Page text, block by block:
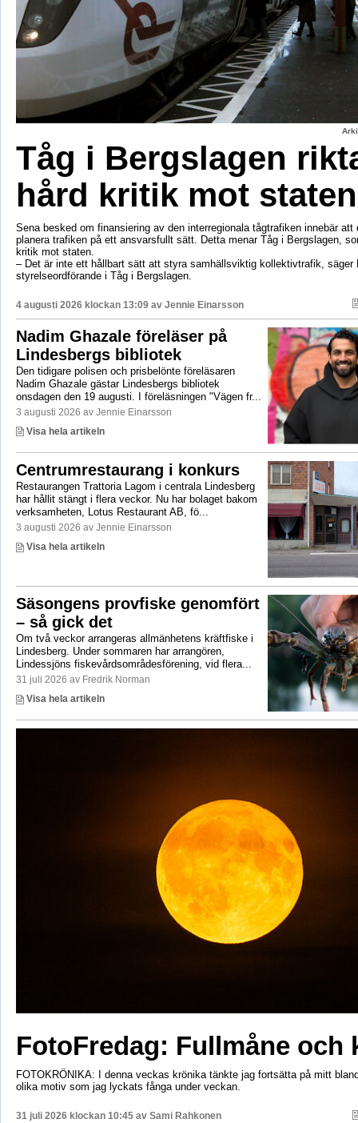
Tåg i Bergslagen
hård kritik mot staten
Sena besked om finansiering av den interregionala tågtrafiken innebär att
planera trafiken på ett ansvarsfullt sätt. Detta menar Tåg i Bergslagen,
kritik mot staten.
– Det är inte ett hållbart sätt att styra samhällsviktig kollektivtrafik, säger
styrelseordförande i Tåg i Bergslagen.
4 augusti 2026 klockan 13:09 av Jennie Einarsson
Nadim Ghazale föreläser på
Lindesbergs bibliotek
Den tidigare polisen och prisbelönte föreläsaren
Nadim Ghazale gästar Lindesbergs bibliotek
onsdagen den 19 augusti. I föreläsningen "Vägen fr...
3 augusti 2026 av Jennie Einarsson
Visa hela artikeln
Centrumrestaurang i konkurs
Restaurangen Trattoria Lagom i centrala Lindesberg
har hållit stängt i flera veckor. Nu har bolaget bakom
verksamheten, Lotus Restaurant AB, fö...
3 augusti 2026 av Jennie Einarsson
Visa hela artikeln
Säsongens provfiske genomfört
– så gick det
Om två veckor arrangeras allmänhetens kräftfiske i
Lindesberg. Under sommaren har arrangören,
Lindessjöns fiskevårdsområdesförening, vid flera...
31 juli 2026 av Fredrik Norman
Visa hela artikeln
FotoFredag: Fullmåne och
FOTOKRÖNIKA: I denna veckas krönika tänkte jag fortsätta på mitt
olika motiv som jag lyckats fånga under veckan.
31 juli 2026 klockan 10:45 av Sami Rahkonen